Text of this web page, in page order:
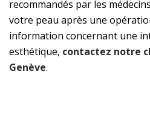
recommandés par les
votre peau après une
information concernant une
esthétique, contactez notre
Genève.